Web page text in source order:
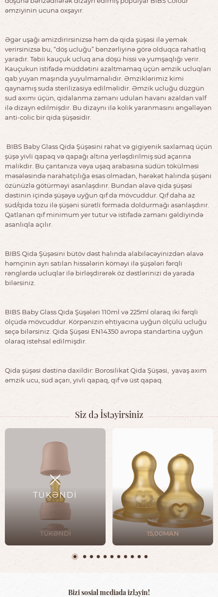
əmziyinin ucuna oxşayır.
Əgər uşağı əmizdirirsinizsə həm də qida şüşəsi ilə yemək
verirsinizsə bu, “döş ucluğu” bənzərliyinə görə olduqca rahatlıq
yaradır. Təbii kauçuk ucluq ana döşü hissi və yumşaqlığı verir.
Kauçukun istifadə müddətini azaltmamaq üçün əmzik ucluqları
qab yuyan maşında yuyulmamalıdır. Əmziklərimiz kimi
qaynamış suda sterilizasiya edilməlidir. Əmzik ucluğu düzgün
sud axımı üçün, qidalanma zamanı udulan havanı azaldan valf
ilə dizayn edilmişdir. Bu dizaynı ilə kolik yaranmasını əngəlləyən
anti-colic bir qida şüşəsidir.
BIBS Baby Glass Qida Şüşəsini rahat və gigiyenik saxlamaq üçün
şüşə yivli qapaq və qapağı altına yerləşdirilmiş süd açarına
malikdir. Bu çantanıza vəya uşaq arabasına südün tökülməsi
məsələsində narahatçılığa esas olmadan, hərəkət halında şüşəni
özünüzlə götürməyi asanlaşdırır. Bundan əlavə qida şüşəsi
dəstinin içində şüşəyə uyğun qıf da mövcuddur. Qıf daha az
süd/qida tozu ilə şüşəni sürətli formada doldurmağı asanlaşdırır.
Qatlanan qıf minimum yer tutur və istifadə zamanı gəldiyində
asanlıqla açılır.
BIBS Qida Şüşəsini bütöv dəst halında alabiləcəyinizdən əlavə
həmçinin ayrı satılan hissələrin köməyi ilə şüşələri fərqli
rənglərdə ucluqlar ilə birləşdirərək öz dəstlərinizi də yarada
bilərsiniz.
BIBS Baby Glass Qida Şüşələri 110ml və 225ml olaraq iki fərqli
ölçüdə mövcuddur. Körpənizin ehtiyacına uyğun ölçülü ucluğu
seçə bilərsiniz. Qida Şüşəsi EN14350 avropa standartina uyğun
olaraq istehsal edilmişdir.
Qida şüşəsi dəstinə daxildir: Borosilikat Qida Şüşəsi, yavaş axım
əmzik ucu, süd açarı, yivli qapaq, qıf və üst qapaq.
Siz də İstəyirsiniz
TÜKƏNDİ
TÜKƏNDİ 15,00MAN
Bizi sosial mediada izləyin!